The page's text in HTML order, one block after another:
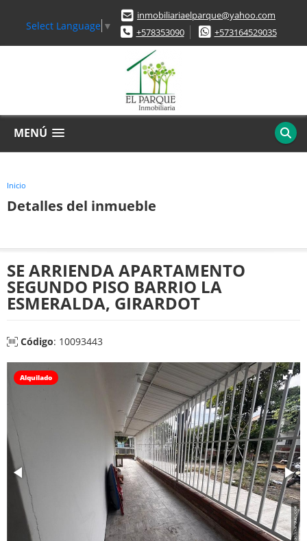
Select Language ▼
inmobiliariaelparque@yahoo.com
+578353090
+573164529035
MENÚ
Inicio
Detalles del inmueble
SE ARRIENDA APARTAMENTO
SEGUNDO PISO BARRIO LA
ESMERALDA, GIRARDOT
Código: 10093443
Alquilado